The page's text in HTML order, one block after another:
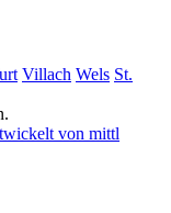
Villach Wels St.
von mittl